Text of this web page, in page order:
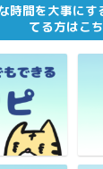
時間を大事に
てる方はこ